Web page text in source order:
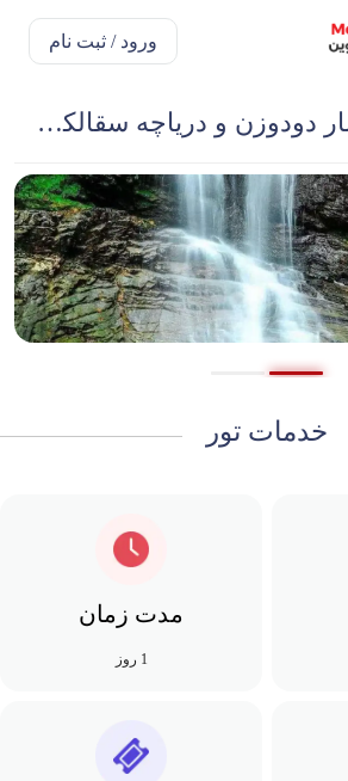
ورود / ثبت نام
تور 1 روزه آبشار دودوزن و دریاچه سقالکسار گیلان
خدمات تور
مدت زمان
1 روز